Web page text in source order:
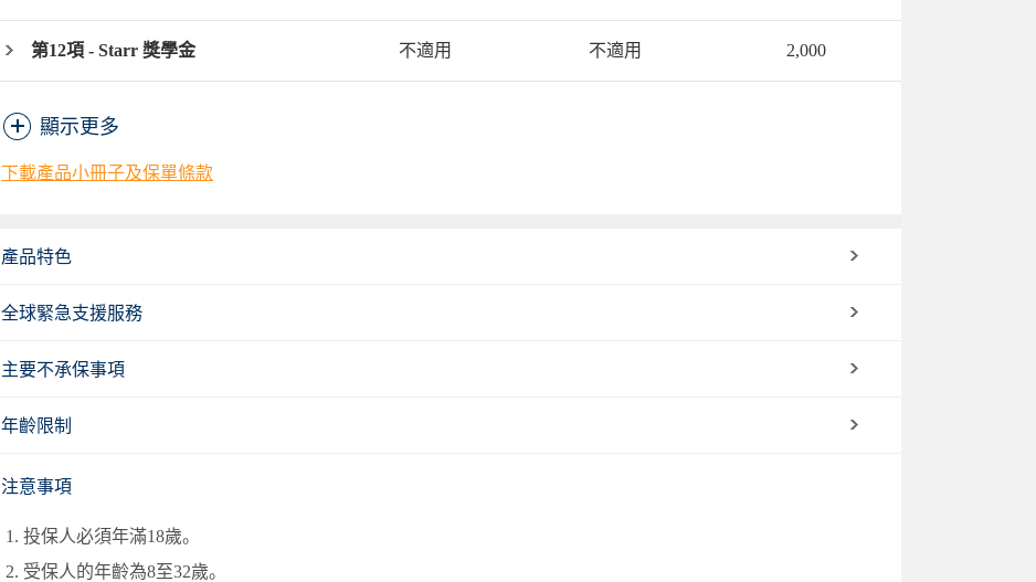
第12項 - Starr 獎學金 不適用 不適用 2,000
顯示更多
下載產品小冊子及保單條款
產品特色
全球緊急支援服務
主要不承保事項
年齡限制
注意事項
投保人必須年滿18歲。
受保人的年齡為8至32歲。